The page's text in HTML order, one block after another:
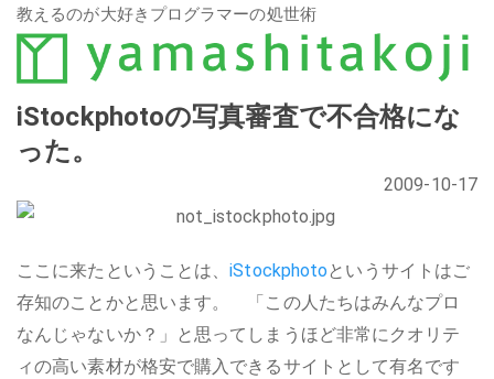
教えるのが大好きプログラマーの処世術
iStockphotoの写真審査で不合格にな
った。
2009-10-17
ここに来たということは、iStockphoto というサイトはご
存知のことかと思います。 「この人たちはみんなプロ
なんじゃないか？」と思ってしまうほど非常にクオリテ
ィの高い素材が格安で購入できるサイトとして有名です